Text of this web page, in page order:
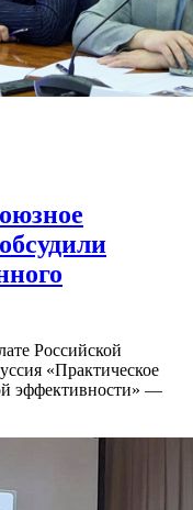
Российской
«Практическое
эффективности» —